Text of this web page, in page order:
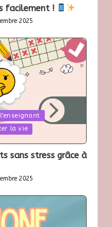
facilement !
2025
la vie
sans stress grâce à
2025